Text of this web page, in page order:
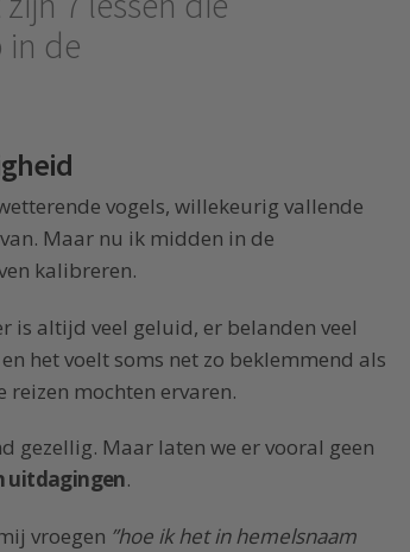
in de
vogels, willekeurig vallende
Maar nu ik midden in de
kalibreren.
is altijd veel geluid, er belanden veel
het voelt soms net zo beklemmend als
reizen mochten ervaren.
gezellig. Maar laten we er vooral geen
uitdagingen.
vroegen ”hoe ik het in hemelsnaam